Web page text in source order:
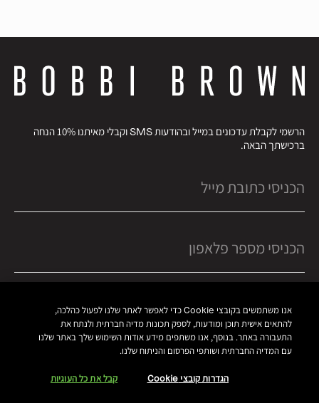
הרשמי לקבלת עדכונים במייל ובהודעות SMS וקבלי מאיתנו 10% הנחה
ברכישתך הבאה.
בובי בראון שלי
אנו משתמשים בקובצי Cookie כדי לאפשר לאתר שלנו לפעול כהלכה,
להתאים אישית תוכן ומודעות, לספק תכונות מדיה חברתית ולנתח את
התעבורה באתר. בנוסף, אנו משתפים מידע אודות השימוש שלך באתר שלנו
עם המדיה החברתית ושותפי הפרסום והניתוח שלנו.
הגדרות קובצי Cookie קבל את כל העוגיות